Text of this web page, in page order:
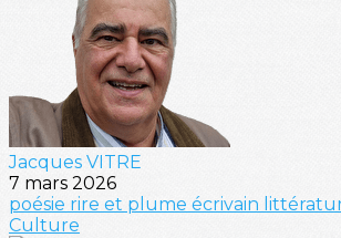
Jacques VITRE
7 mars 2026
poésie rire et plume écrivain
Culture